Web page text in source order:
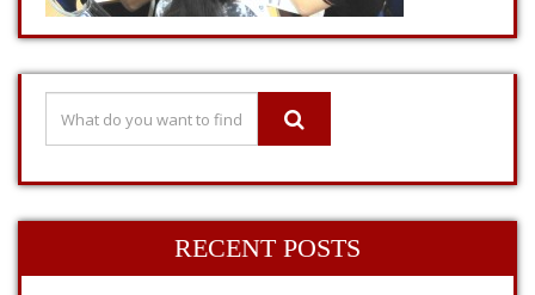
RECENT POSTS